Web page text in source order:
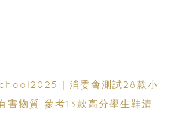
｜消委會測試28款小
害物質 參考13款高分學生鞋清